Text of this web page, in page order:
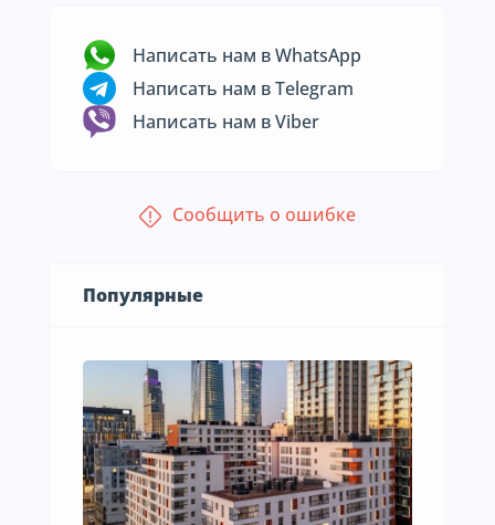
Написать нам в WhatsApp
Написать нам в Telegram
Написать нам в Viber
Сообщить о ошибке
Популярные